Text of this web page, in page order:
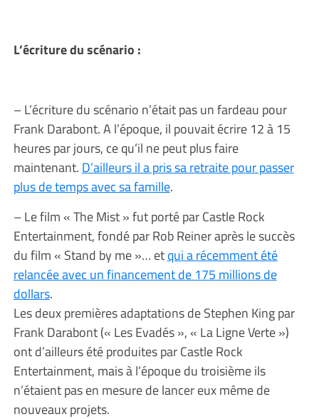
L’écriture du scénario :
– L’écriture du scénario n’était pas un fardeau pour
Frank Darabont. A l’époque, il pouvait écrire 12 à 15
heures par jours, ce qu’il ne peut plus faire
maintenant. D’ailleurs il a pris sa retraite pour passer
plus de temps avec sa famille.
– Le film « The Mist » fut porté par Castle Rock
Entertainment, fondé par Rob Reiner après le succès
du film « Stand by me »… etqui a récemment été
relancée avec un financement de 175 millions de
dollars.
Les deux premières adaptations de Stephen King par
Frank Darabont (« Les Evadés », « La Ligne Verte »)
ont d’ailleurs été produites par Castle Rock
Entertainment, mais à l’époque du troisième ils
n’étaient pas en mesure de lancer eux même de
nouveaux projets.